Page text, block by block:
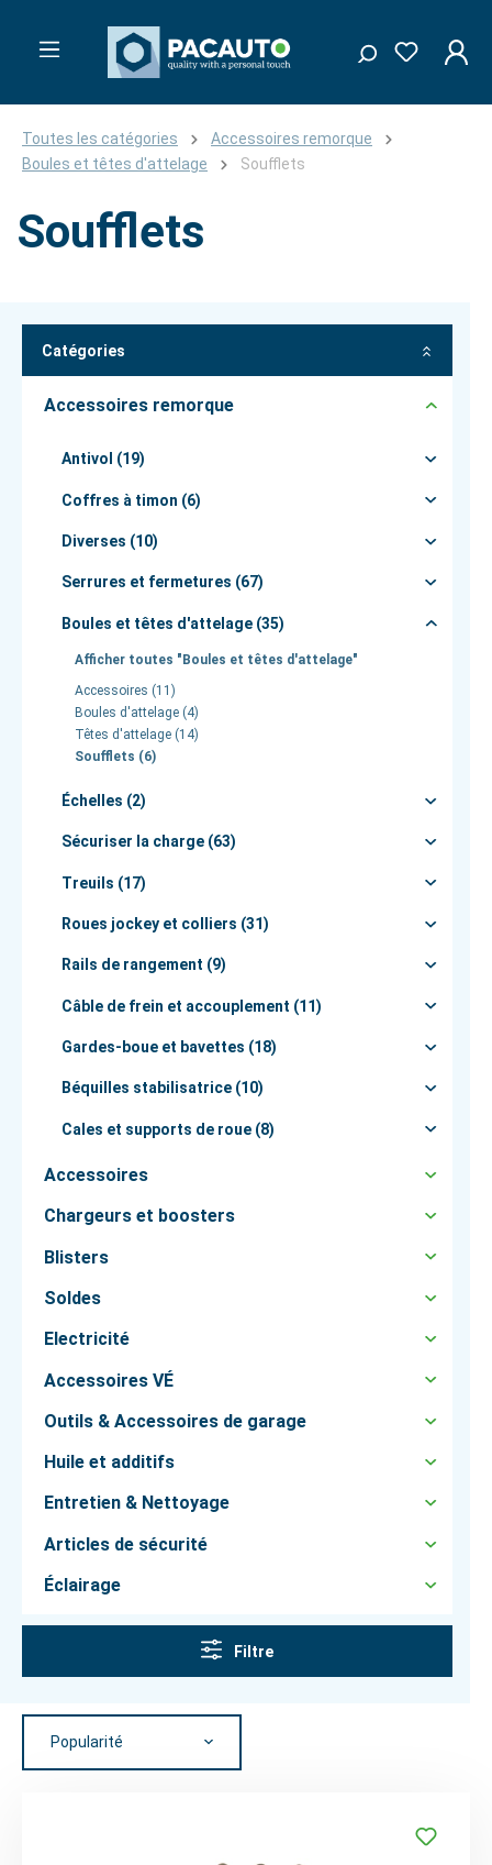
Toutes les catégories
Accessoires remorque
Boules et têtes d'attelage
Soufflets
Soufflets
Catégories
Accessoires remorque
Antivol (19)
Coffres à timon (6)
Diverses (10)
Serrures et fermetures (67)
Boules et têtes d'attelage (35)
Afficher toutes "Boules et têtes d'attelage"
Accessoires (11)
Boules d'attelage (4)
Têtes d'attelage (14)
Soufflets (6)
Échelles (2)
Sécuriser la charge (63)
Treuils (17)
Roues jockey et colliers (31)
Rails de rangement (9)
Câble de frein et accouplement (11)
Gardes-boue et bavettes (18)
Béquilles stabilisatrice (10)
Cales et supports de roue (8)
Accessoires
Chargeurs et boosters
Blisters
Soldes
Electricité
Accessoires VÉ
Outils & Accessoires de garage
Huile et additifs
Entretien & Nettoyage
Articles de sécurité
Éclairage
Filtre